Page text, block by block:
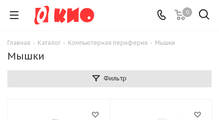
0
Главная - Каталог - Компьютерная периферия - Мышки
Мышки
Фильтр